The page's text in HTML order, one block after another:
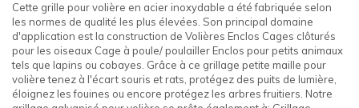
Cette grille pour volière en acier inoxydable a été fabriquée selon
les normes de qualité les plus élevées. Son principal domaine
d'application est la construction de Volières Enclos Cages clôturés
pour les oiseaux Cage à poule/ poulailler Enclos pour petits animaux
tels que lapins ou cobayes. Grâce à ce grillage petite maille pour
volière tenez à l'écart souris et rats, protégez des puits de lumière,
éloignez les fouines ou encore protégez les arbres fruitiers. Notre